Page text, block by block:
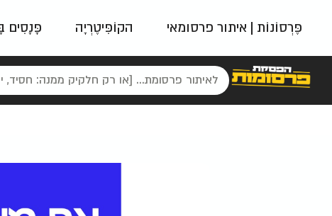
פֶּרְסוֹנוֹת | איתור פרסומאי הקוֹפִּיטֶרְיָה פָּנָסִים
פאשן
ניינטיז